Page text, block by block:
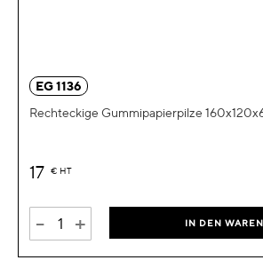
EG 1136
Rechteckige Gummipapierpilze
17 € HT
- + IN DEN